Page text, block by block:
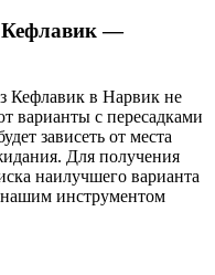
Кефлавик —
Кефлавик в Нарвик не
варианты с пересадками
зависеть от места
Для получения
наилучшего варианта
нашим инструментом